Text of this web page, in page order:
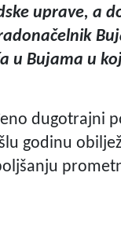
uprave, a
u Bujama u
dugotrajni
godinu